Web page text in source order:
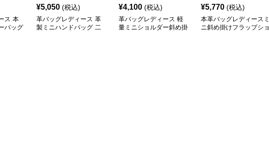
ス 本
バッグ
¥5,050 (税込)
革バッグレディース 革
製ミニハンドバッグ 二
¥4,100 (税込)
革バッグレディース 軽
量ミニショルダー斜め掛
¥5,770 (税込)
本革バッグレディースミ
ニ斜め掛けフラップショ